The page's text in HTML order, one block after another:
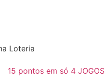
Loteria
15 pontos em só 4 JOGOS